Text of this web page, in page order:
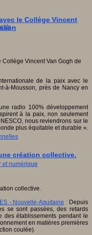
et numérique
le Collège Vincent
de la paix avec le
à-Mousson, près de Nancy en
radio 100% développement
à la paix, non seulement
nous reviendrons sur le
plus équitable et durable ».
création collective.
- Nouvelle-Aquitaine : Depuis
se sont passées, des retards
établissements pendant le
en matières premières
coulée).